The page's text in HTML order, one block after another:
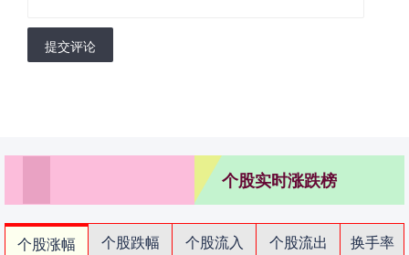
提交评论
个股实时涨跌榜
个股涨幅 个股跌幅 个股流入 个股流出
换手率